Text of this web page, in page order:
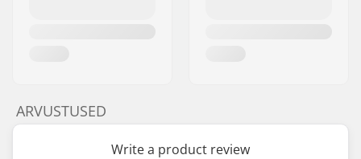
ARVUSTUSED
Write a product review